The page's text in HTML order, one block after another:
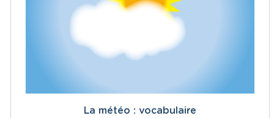
La météo : vocabulaire